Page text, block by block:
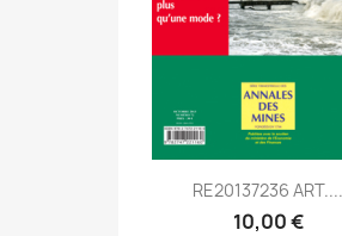
RE20137236 ART....
10,00 €